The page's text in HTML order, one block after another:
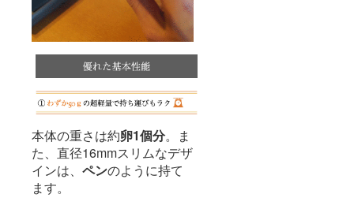
本体の重さは約卵1個分。ま
た、直径16mmスリムなデザ
インは、 ペンのように持て
ます。